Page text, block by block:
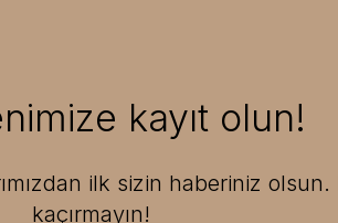
kayıt olun!
ilk sizin haberiniz olsun.
kaçırmayın!